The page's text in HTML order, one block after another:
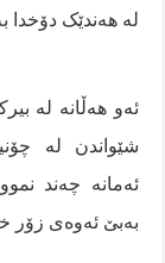
لە هەندێک دۆخدا
ئەو هەڵانە لە
شێواندن لە
ئەمانە چەند
بەبێ ئەوەی زۆر